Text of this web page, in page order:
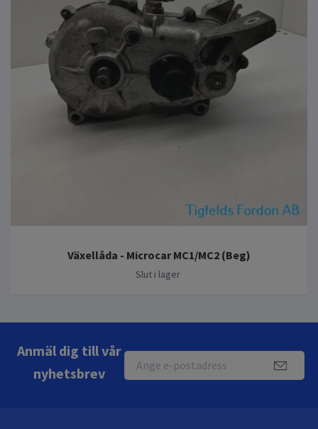
Växellåda - Microcar MC1/MC2 (Beg)
Slut i lager
Anmäl dig till vår
nyhetsbrev